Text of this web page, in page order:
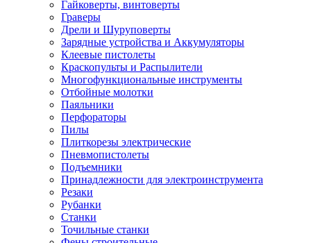
Гайковерты, винтоверты
Граверы
Дрели и Шуруповерты
Зарядные устройства и Аккумуляторы
Клеевые пистолеты
Краскопульты и Распылители
Многофункциональные инструменты
Отбойные молотки
Паяльники
Перфораторы
Пилы
Плиткорезы электрические
Пневмопистолеты
Подъемники
Принадлежности для электроинструмента
Резаки
Рубанки
Станки
Точильные станки